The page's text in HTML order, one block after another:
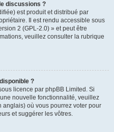
discussions ?
est produit et distribué par
Il est rendu accessible sous
2 (GPL-2.0) » et peut être
veuillez consulter la rubrique
?
licence par phpBB Limited. Si
nouvelle fonctionnalité, veuillez
anglais) où vous pourrez voter pour
et suggérer les vôtres.